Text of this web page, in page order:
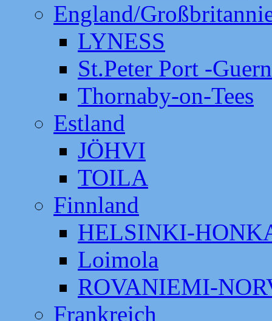
England/
LYNESS
St.Peter Port -
Thornaby-on-Tees
Estland
JÖHVI
TOILA
Finnland
HELSINKI-
Loimola
ROVANIEMI-
Frankreich